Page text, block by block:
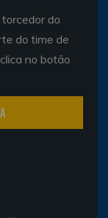
do
do time de
no botão